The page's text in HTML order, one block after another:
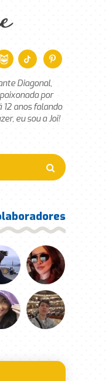
Diagonal,
por
anos falando
eu sou a Joi!